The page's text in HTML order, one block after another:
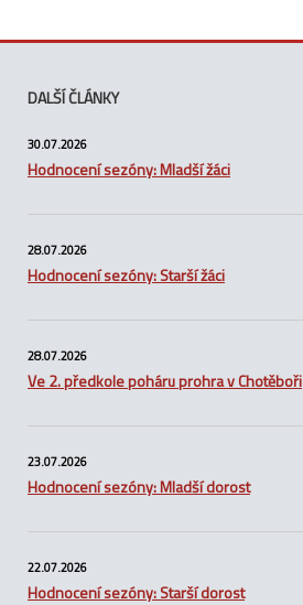
DALŠÍ ČLÁNKY
30.07.2026
Hodnocení sezóny: Mladší žáci
28.07.2026
Hodnocení sezóny: Starší žáci
28.07.2026
Ve 2. předkole poháru prohra v Chotěboři
23.07.2026
Hodnocení sezóny: Mladší dorost
22.07.2026
Hodnocení sezóny: Starší dorost